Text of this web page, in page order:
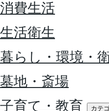
消費生活
生活衛生
暮らし・環境・
墓地・斎場
子育て・教育
カテ